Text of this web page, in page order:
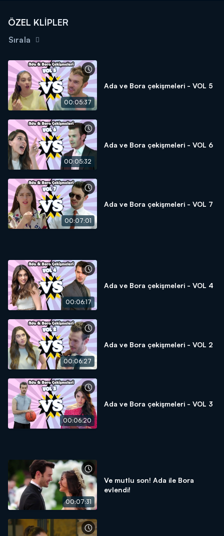
ÖZEL KLİPLER
Sırala
00:05:37
Ada ve Bora çekişmeleri - VOL 5
00:05:32
Ada ve Bora çekişmeleri - VOL 6
00:07:01
Ada ve Bora çekişmeleri - VOL 7
00:06:17
Ada ve Bora çekişmeleri - VOL 4
00:06:27
Ada ve Bora çekişmeleri - VOL 2
00:06:20
Ada ve Bora çekişmeleri - VOL 3
00:07:31
Ve mutlu son! Ada ile Bora
evlendi!